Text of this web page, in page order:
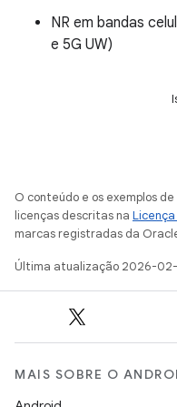
NR em bandas
e 5G UW)
O conteúdo e os exemplos
licenças descritas na
marcas registradas da
Última atualização 2026-02-
MAIS SOBRE O